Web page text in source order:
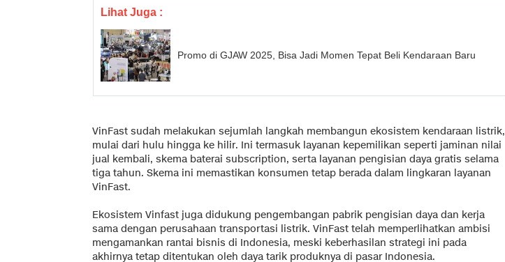
Lihat Juga :
Promo di GJAW 2025, Bisa Jadi Momen Tepat Beli Kendaraan Baru
VinFast sudah melakukan sejumlah langkah membangun ekosistem kendaraan listrik,
mulai dari hulu hingga ke hilir. Ini termasuk layanan kepemilikan seperti jaminan nilai
jual kembali, skema baterai subscription, serta layanan pengisian daya gratis selama
tiga tahun. Skema ini memastikan konsumen tetap berada dalam lingkaran layanan
VinFast.
Ekosistem Vinfast juga didukung pengembangan pabrik pengisian daya dan kerja
sama dengan perusahaan transportasi listrik. VinFast telah memperlihatkan ambisi
mengamankan rantai bisnis di Indonesia, meski keberhasilan strategi ini pada
akhirnya tetap ditentukan oleh daya tarik produknya di pasar Indonesia.